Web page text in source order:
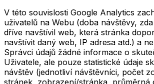
V této souvislosti Google Analytics
uživatelů na Webu (doba návštěvy,
dříve navštívil web, která stránka
navštívit daný web, IP adresa atd.) a
Správci údajů žádné informace o
Uživatele, ale pouze statistické údaje
návštěv (jednotliví návštěvníci, počet
stránek, zobrazení/stránka, průměrná